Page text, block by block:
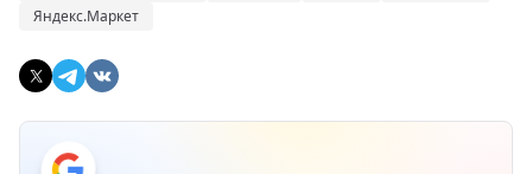
Яндекс.Маркет